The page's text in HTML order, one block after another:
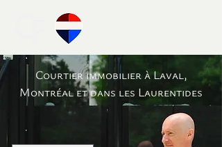
Courtier immobilier à Laval,
Montréal et dans les Laurentides